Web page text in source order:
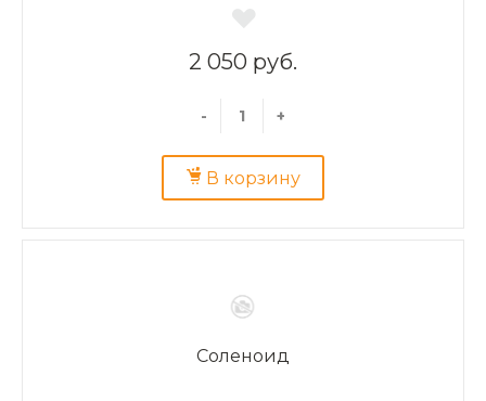
2 050 руб.
- +
В корзину
Соленоид